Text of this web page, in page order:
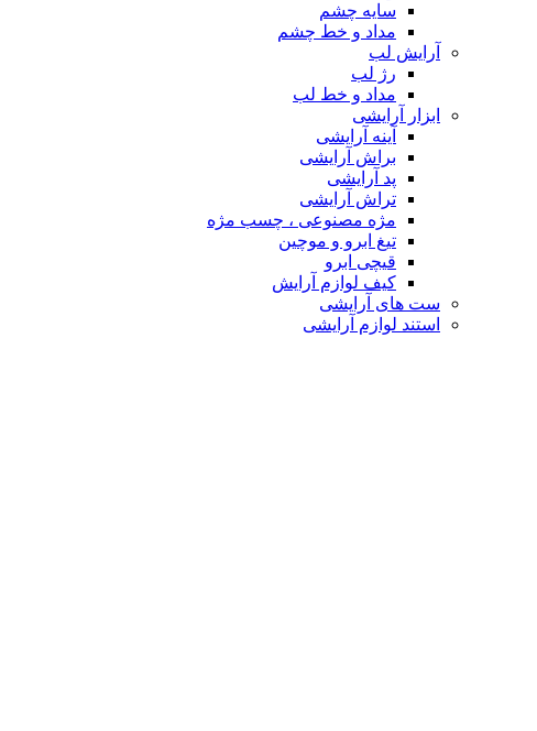
سایه چشم
مداد و خط چشم
آرایش لب
رژ لب
مداد و خط لب
ابزار آرایشی
آینه آرایشی
براش آرایشی
پد آرایشی
تراش آرایشی
مژه مصنوعی ، چسب مژه
تیغ ابرو و موچین
قیچی ابرو
کیف لوازم آرایش
ست های آرایشی
استند لوازم آرایشی